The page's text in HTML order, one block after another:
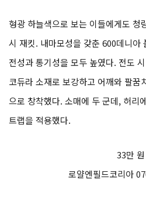
형광 하늘색으로 보는 이들에게도 청
시 재킷. 내마모성을 갖춘 600데니아
전성과 통기성을 모두 높였다. 전도
코듀라 소재로 보강하고 어깨와 팔꿈
으로 창착했다. 소매에 두 군데, 허리
트랩을 적용했다.
33만 원
로얄엔필드코리아